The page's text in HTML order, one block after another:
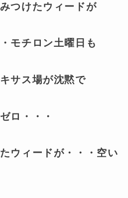
つけたウィードが
モチロン土曜日も
サス場が沈黙で
ロ・・・
ウィードが・・・空い